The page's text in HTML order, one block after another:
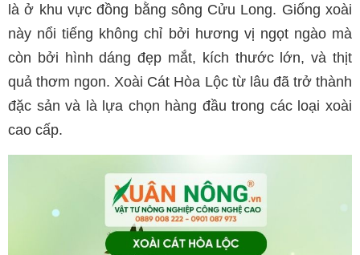
là ở khu vực đồng bằng sông Cửu Long. Giống xoài
này nổi tiếng không chỉ bởi hương vị ngọt ngào mà
còn bởi hình dáng đẹp mắt, kích thước lớn, và thịt
quả thơm ngon. Xoài Cát Hòa Lộc từ lâu đã trở thành
đặc sản và là lựa chọn hàng đầu trong các loại xoài
cao cấp.